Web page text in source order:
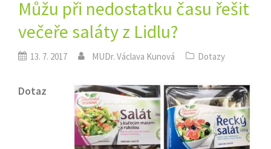
Můžu při nedostatku času řešit
večeře saláty z Lidlu?
13. 7. 2017 MUDr. Václava Kunová Dotazy
Dotaz